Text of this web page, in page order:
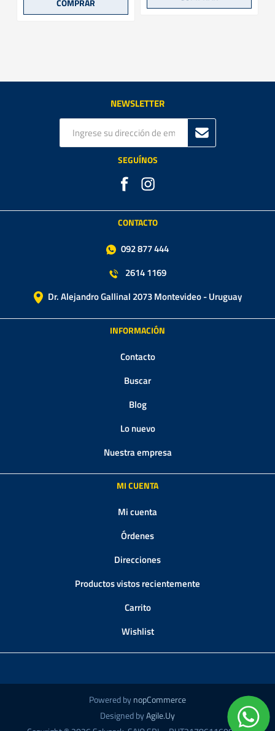
NEWSLETTER
SEGUÍNOS
CONTACTO
092 877 444
2614 1169
Dr. Alejandro Gallinal 2073 Montevideo - Uruguay
INFORMACIÓN
Contacto
Buscar
Blog
Lo nuevo
Nuestra empresa
MI CUENTA
Mi cuenta
Órdenes
Direcciones
Productos vistos recientemente
Carrito
Wishlist
Powered bynopCommerce
Designed byAgile.Uy